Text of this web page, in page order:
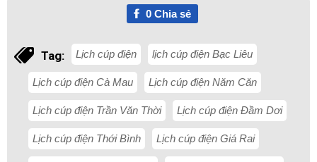
0Chia sẻ
Tag: Lịch cúp điện lịch cúp điện Bạc Liêu
Lịch cúp điện Cà Mau Lịch cúp điện Năm Căn
Lịch cúp điện Trần Văn Thời Lịch cúp điện Đầm Dơi
Lịch cúp điện Thới Bình Lịch cúp điện Giá Rai